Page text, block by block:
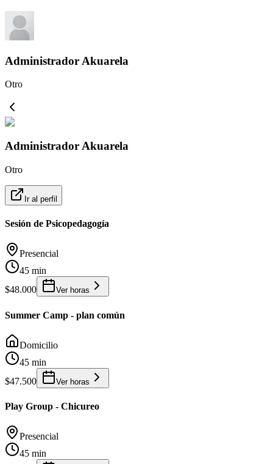
Administrador Akuarela
Otro
Administrador Akuarela
Otro
Ir al perfil
Sesión de Psicopedagogía
Presencial
45 min
$48.000
Ver horas
Summer Camp - plan común
Domicilio
45 min
$47.500
Ver horas
Play Group - Chicureo
Presencial
45 min